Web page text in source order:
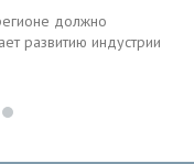
должно
развитию индустрии